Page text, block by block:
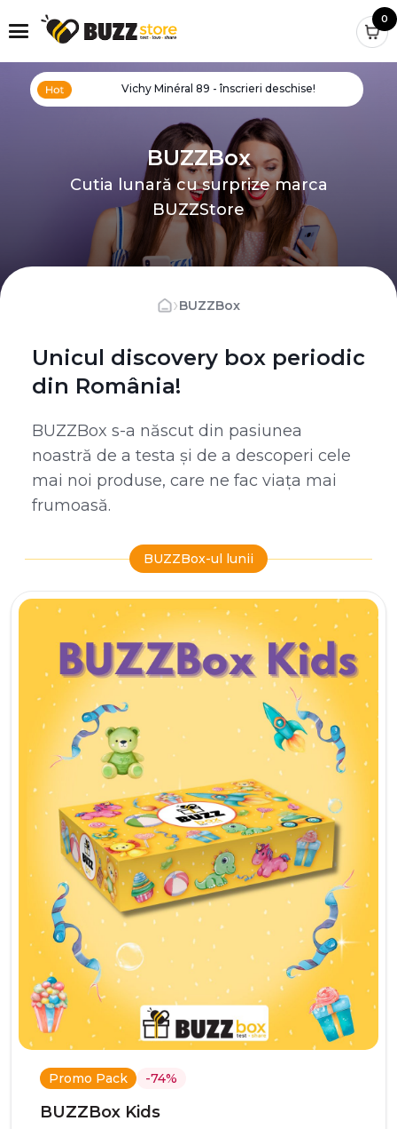
0
Vichy Minéral 89 - înscrieri deschise!
BUZZBox
Cutia lunară cu surprize marca
BUZZStore
›BUZZBox
Unicul discovery box periodic
din România!
BUZZBox s-a născut din pasiunea
noastră de a testa și de a descoperi cele
mai noi produse, care ne fac viața mai
frumoasă.
BUZZBox-ul lunii
Promo Pack -74%
BUZZBox Kids